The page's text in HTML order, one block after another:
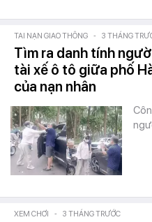
TAI NẠN GIAO THÔNG - 3 THÁNG
Tìm ra danh tính
tài xế ô tô giữa phố
của nạn nhân
XEM CHƠI - 3 THÁNG TRƯỚC